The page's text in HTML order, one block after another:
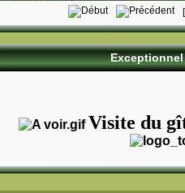
Visite du